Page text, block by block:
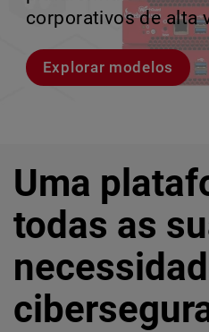
corporativos de alta
Explorar modelos
violações e
Explore o CloudDR
perder o ritmo.
Conheça Rai
crescimento
Conheça o
Uma
todas as